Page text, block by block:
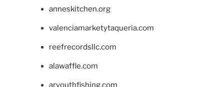
anneskitchen.org
valenciamarketytaqueria.com
reefrecordsllc.com
alawaffle.com
aryouthfishing.com